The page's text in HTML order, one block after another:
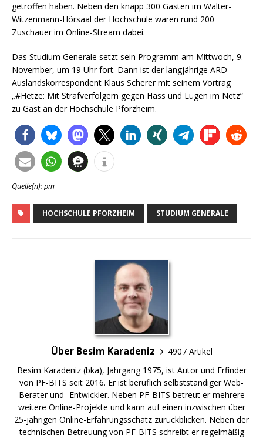
getroffen haben. Neben den knapp 300 Gästen im Walter-
Witzenmann-Hörsaal der Hochschule waren rund 200
Zuschauer im Online-Stream dabei.
Das Studium Generale setzt sein Programm am Mittwoch, 9.
November, um 19 Uhr fort. Dann ist der langjährige ARD-
Auslandskorrespondent Klaus Scherer mit seinem Vortrag
„#Hetze: Mit Strafverfolgern gegen Hass und Lügen im Netz“
zu Gast an der Hochschule Pforzheim.
Quelle(n): pm
HOCHSCHULE PFORZHEIM STUDIUM GENERALE
Über Besim Karadeniz
4907 Artikel
Besim Karadeniz (bka), Jahrgang 1975, ist Autor und Erfinder
von PF-BITS seit 2016. Er ist beruflich selbstständiger Web-
Berater und -Entwickler. Neben PF-BITS betreut er mehrere
weitere Online-Projekte und kann auf einen inzwischen über
25-jährigen Online-Erfahrungsschatz zurückblicken. Neben der
technischen Betreuung von PF-BITS schreibt er regelmäßig